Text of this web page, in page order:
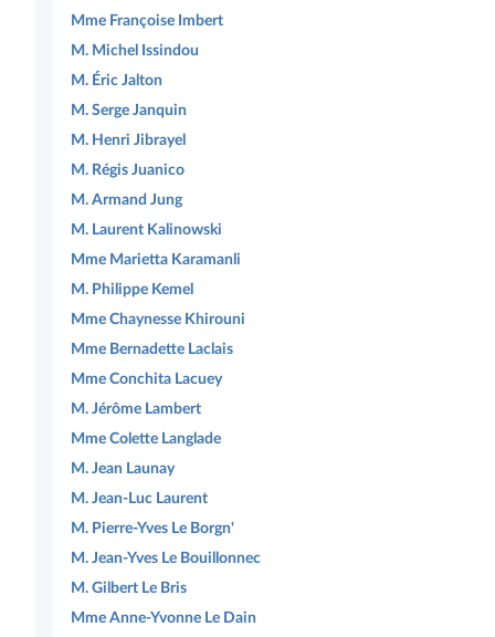
Mme Françoise Imbert
M. Michel Issindou
M. Éric Jalton
M. Serge Janquin
M. Henri Jibrayel
M. Régis Juanico
M. Armand Jung
M. Laurent Kalinowski
Mme Marietta Karamanli
M. Philippe Kemel
Mme Chaynesse Khirouni
Mme Bernadette Laclais
Mme Conchita Lacuey
M. Jérôme Lambert
Mme Colette Langlade
M. Jean Launay
M. Jean-Luc Laurent
M. Pierre-Yves Le Borgn'
M. Jean-Yves Le Bouillonnec
M. Gilbert Le Bris
Mme Anne-Yvonne Le Dain